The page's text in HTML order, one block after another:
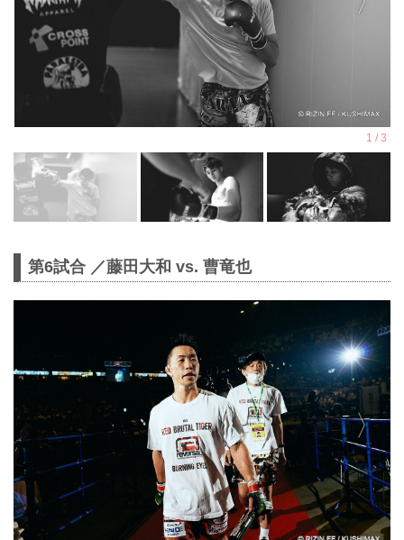
第6試合 ／藤田大和 vs. 曹竜也